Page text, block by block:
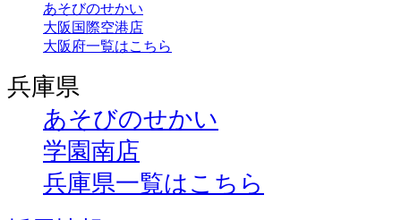
あそびのせかい
大阪国際空港店
大阪府一覧はこちら
兵庫県
あそびのせかい
学園南店
兵庫県一覧はこちら